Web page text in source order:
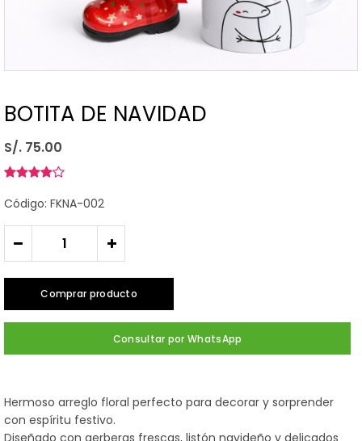
BOTITA DE NAVIDAD
S/. 75.00
Código: FKNA-002
- +
Comprar producto
Consultar por WhatsApp
Hermoso arreglo floral perfecto para decorar y sorprender
con espíritu festivo.
Diseñado con gerberas frescas, listón navideño y delicados